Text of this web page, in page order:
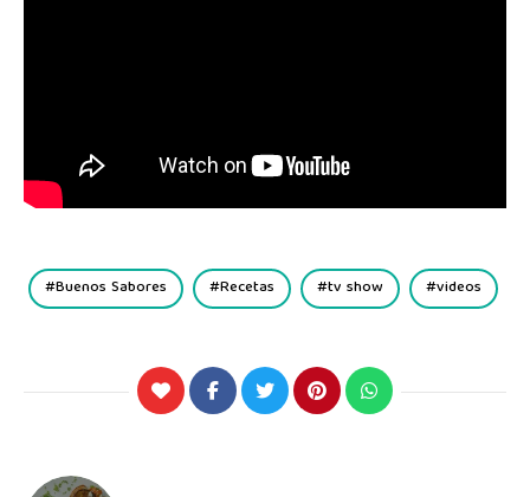
Buenos Sabores Recetas tv show videos